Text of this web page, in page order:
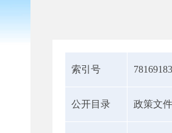
索引号
公开目录 政策文件